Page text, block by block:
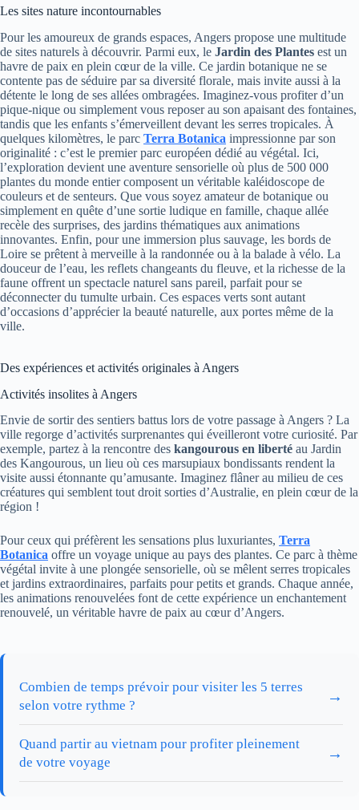
Les sites nature incontournables
Pour les amoureux de grands espaces, Angers propose une multitude
de sites naturels à découvrir. Parmi eux, le Jardin des Plantes est un
havre de paix en plein cœur de la ville. Ce jardin botanique ne se
contente pas de séduire par sa diversité florale, mais invite aussi à la
détente le long de ses allées ombragées. Imaginez-vous profiter d’un
pique-nique ou simplement vous reposer au son apaisant des fontaines,
tandis que les enfants s’émerveillent devant les serres tropicales. À
quelques kilomètres, le parc Terra Botanica impressionne par son
originalité : c’est le premier parc européen dédié au végétal. Ici,
l’exploration devient une aventure sensorielle où plus de 500 000
plantes du monde entier composent un véritable kaléidoscope de
couleurs et de senteurs. Que vous soyez amateur de botanique ou
simplement en quête d’une sortie ludique en famille, chaque allée
recèle des surprises, des jardins thématiques aux animations
innovantes. Enfin, pour une immersion plus sauvage, les bords de
Loire se prêtent à merveille à la randonnée ou à la balade à vélo. La
douceur de l’eau, les reflets changeants du fleuve, et la richesse de la
faune offrent un spectacle naturel sans pareil, parfait pour se
déconnecter du tumulte urbain. Ces espaces verts sont autant
d’occasions d’apprécier la beauté naturelle, aux portes même de la
ville.
Des expériences et activités originales à Angers
Activités insolites à Angers
Envie de sortir des sentiers battus lors de votre passage à Angers ? La
ville regorge d’activités surprenantes qui éveilleront votre curiosité. Par
exemple, partez à la rencontre des kangourous en liberté au Jardin
des Kangourous, un lieu où ces marsupiaux bondissants rendent la
visite aussi étonnante qu’amusante. Imaginez flâner au milieu de ces
créatures qui semblent tout droit sorties d’Australie, en plein cœur de la
région !
Pour ceux qui préfèrent les sensations plus luxuriantes, Terra
Botanica offre un voyage unique au pays des plantes. Ce parc à thème
végétal invite à une plongée sensorielle, où se mêlent serres tropicales
et jardins extraordinaires, parfaits pour petits et grands. Chaque année,
les animations renouvelées font de cette expérience un enchantement
renouvelé, un véritable havre de paix au cœur d’Angers.
Combien de temps prévoir pour visiter les 5 terres
selon votre rythme ?
→
Quand partir au vietnam pour profiter pleinement
de votre voyage
→